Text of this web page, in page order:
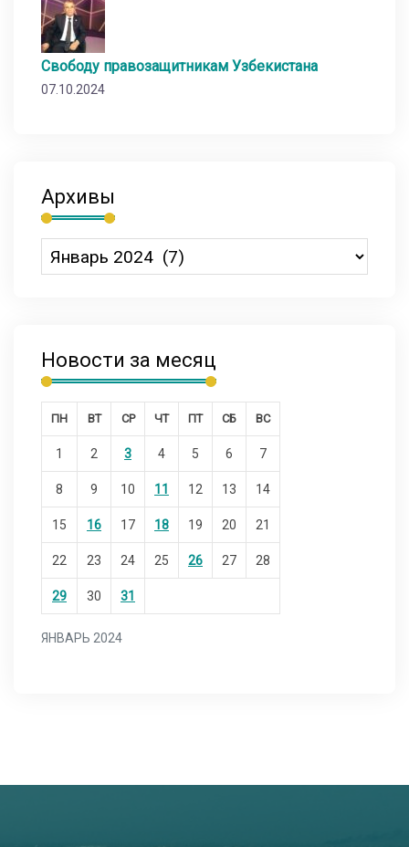
Свободу правозащитникам Узбекистана
07.10.2024
Архивы
Новости за месяц
ЯНВАРЬ 2024
ПН ВТ СР ЧТ ПТ СБ ВС
1 2 3 4 5 6 7
8 9 10 11 12 13 14
15 16 17 18 19 20 21
22 23 24 25 26 27 28
29 30 31